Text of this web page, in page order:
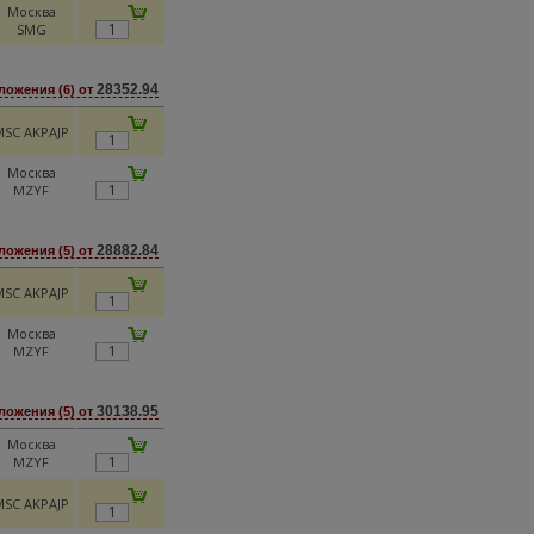
Москва
SMG
(6) от 28352.94
AKPAJP
Москва
MZYF
(5) от 28882.84
AKPAJP
Москва
MZYF
(5) от 30138.95
Москва
MZYF
AKPAJP